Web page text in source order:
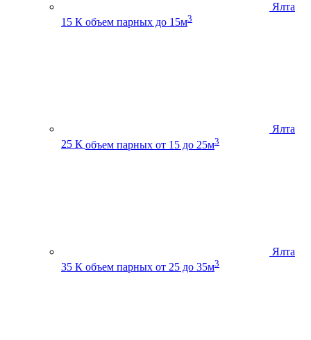
Ялта
15 К объем парных до 15м3
Ялта
25 К объем парных от 15 до 25м3
Ялта
35 К объем парных от 25 до 35м3